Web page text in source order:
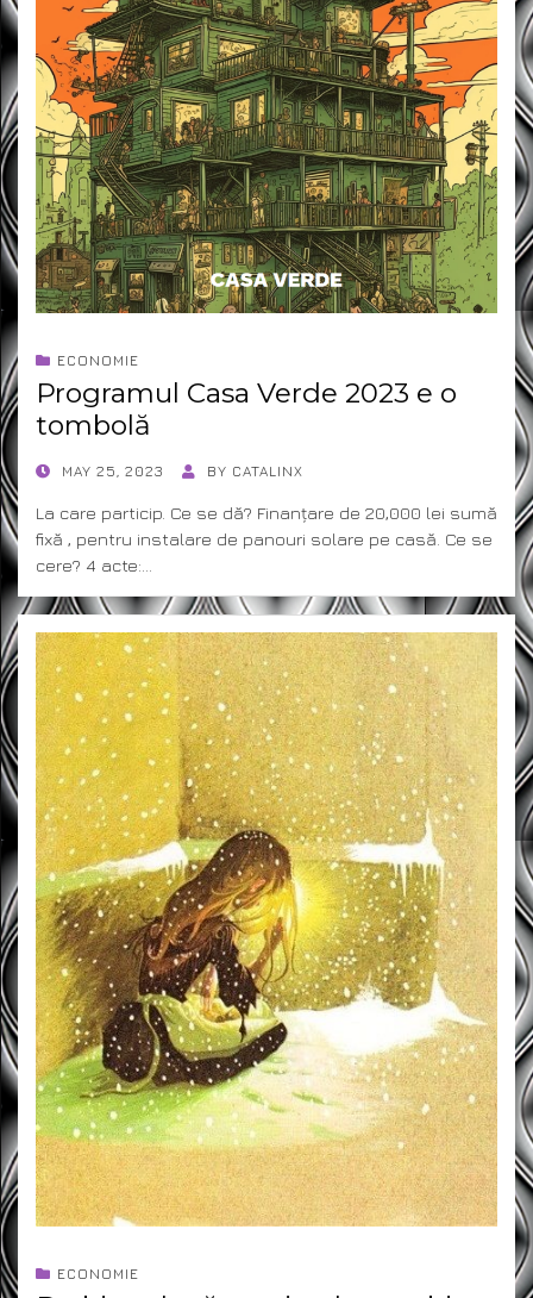
ECONOMIE
Programul Casa Verde 2023 e o
tombolă
POSTEDMAY 25, 2023 BY CATALINX
La care particip. Ce se dă? Finanțare de 20,000 lei sumă
fixă , pentru instalare de panouri solare pe casă. Ce se
cere? 4 acte:…
ECONOMIE